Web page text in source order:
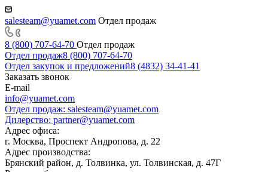
salesteam@yuamet.com Отдел продаж
8 (800) 707-64-70 Отдел продаж
Отдел продаж8 (800) 707-64-70
Отдел закупок и предложений8 (4832) 34-41-41
Заказать звонок
E-mail
info@yuamet.com
Отдел продаж: salesteam@yuamet.com
Дилерство: partner@yuamet.com
Адрес офиса:
г. Москва, Проспект Андропова, д. 22
Адрес производства:
Брянский район, д. Толвинка, ул. Толвинская, д. 47Г